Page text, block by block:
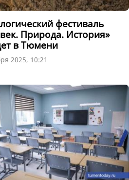
фестиваль
Природа. История»
в Тюмени
2025, 10:21